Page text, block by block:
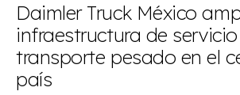
Daimler Truck México
infraestructura de
transporte pesado en el
país